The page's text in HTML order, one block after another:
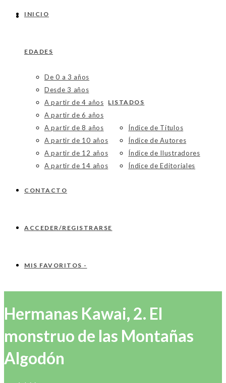
INICIO
EDADES
De 0 a 3 años
Desde 3 años
A partir de 4 años
A partir de 6 años
A partir de 8 años
A partir de 10 años
A partir de 12 años
A partir de 14 años
LISTADOS
Índice de Títulos
Índice de Autores
Índice de Ilustradores
Índice de Editoriales
CONTACTO
ACCEDER/REGISTRARSE
MIS FAVORITOS -
Hermanas Kawai, 2. El
monstruo de las Montañas
Algodón